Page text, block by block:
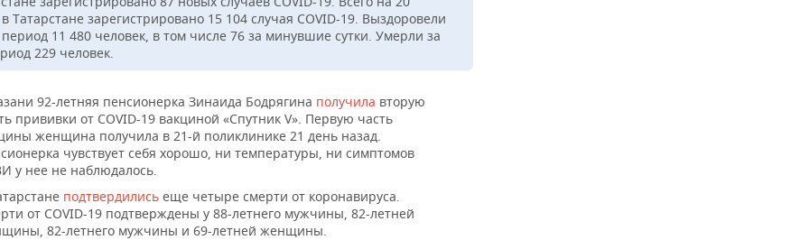
Татарстане зарегистрировано 15 104 случая COVID-19. Выздоровели
период 11 480 человек, в том числе 76 за минувшие сутки. Умерли за
229 человек.
92-летняя пенсионерка Зинаида Бодрягина получила вторую
прививки от COVID-19 вакциной «Спутник V». Первую часть
женщина получила в 21-й поликлинике 21 день назад.
чувствует себя хорошо, ни температуры, ни симптомов
у нее не наблюдалось.
подтвердились еще четыре смерти от коронавируса.
от COVID-19 подтверждены у 88-летнего мужчины, 82-летней
82-летнего мужчины и 69-летней женщины.